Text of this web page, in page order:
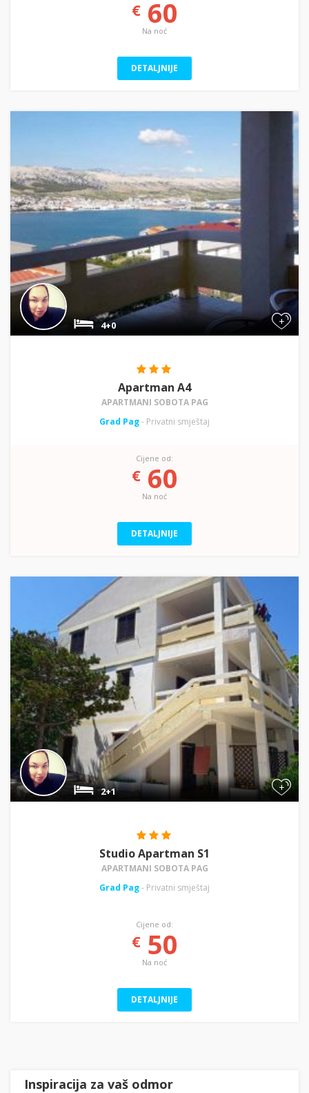
€60
Na noć
DETALJNIJE
+
4+0
Apartman A4
APARTMANI SOBOTA PAG
Grad Pag- Privatni smještaj
Cijene od:
€60
Na noć
DETALJNIJE
+
2+1
Studio Apartman S1
APARTMANI SOBOTA PAG
Grad Pag- Privatni smještaj
Cijene od:
€50
Na noć
DETALJNIJE
Inspiracija za vaš odmor